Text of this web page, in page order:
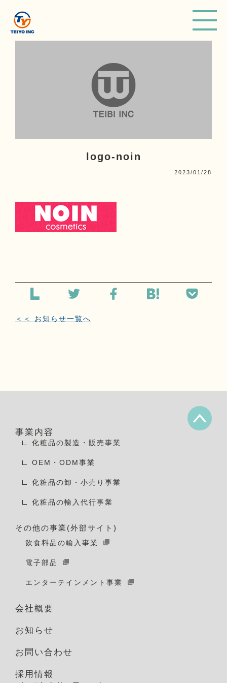
logo-noin
2023/01/28
＜＜ お知らせ一覧へ
事業内容
化粧品の製造・販売事業
OEM・ODM事業
化粧品の卸・小売り事業
化粧品の輸入代行事業
その他の事業(外部サイト)
飲食料品の輸入事業
電子部品
エンターテインメント事業
会社概要
お知らせ
お問い合わせ
採用情報